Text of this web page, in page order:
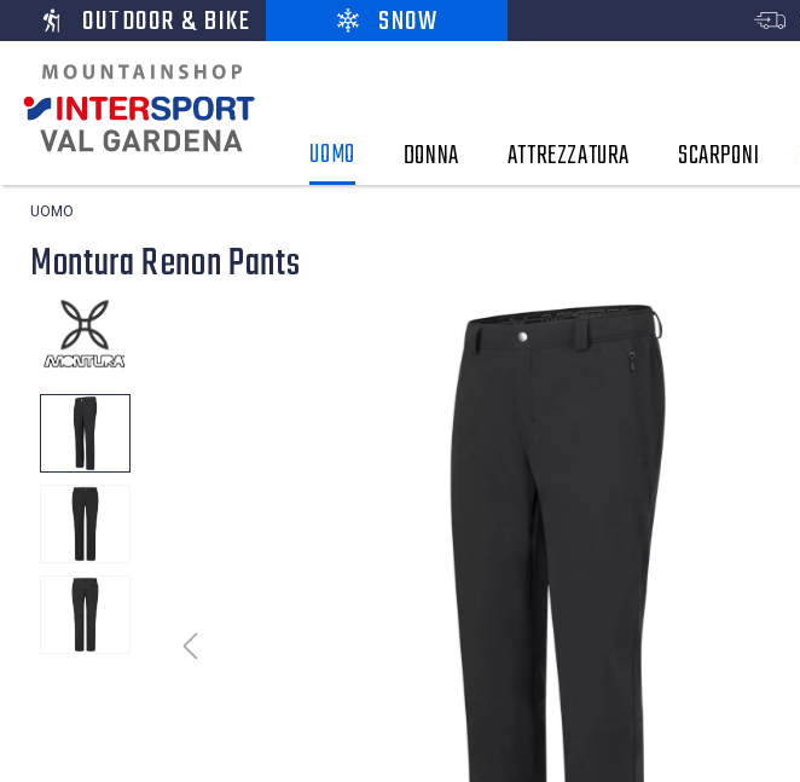
OUTDOOR & BIKE SNOW
UOMO DONNA ATTREZZATURA SCARPONI
UOMO
Montura Renon Pants